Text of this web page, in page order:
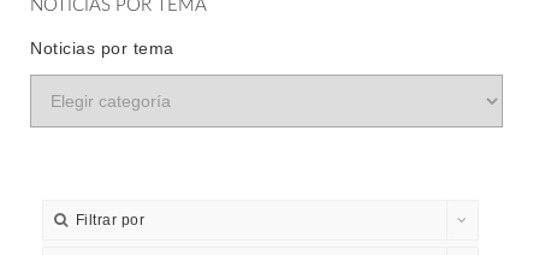
NOTICIAS POR TEMA
Noticias por tema
Filtrar por